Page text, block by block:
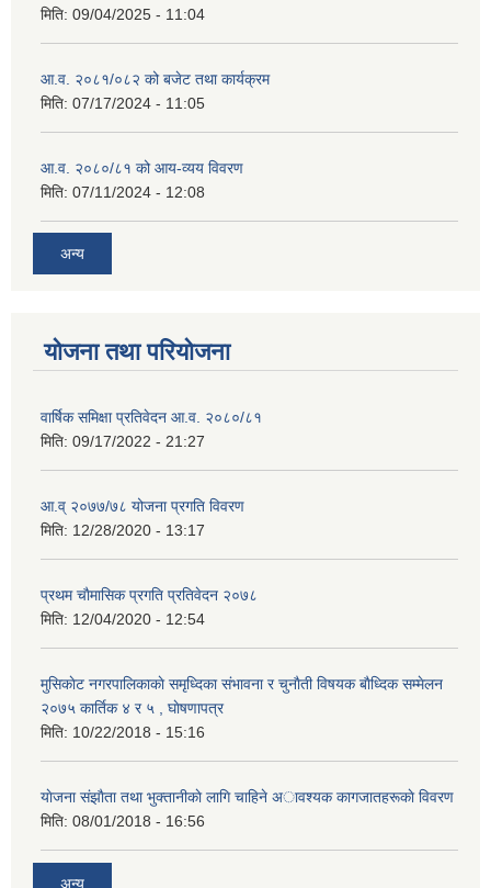
मिति: 09/04/2025 - 11:04
आ.व. २०८१/०८२ को बजेट तथा कार्यक्रम
मिति: 07/17/2024 - 11:05
आ.व. २०८०/८१ को आय-व्यय विवरण
मिति: 07/11/2024 - 12:08
अन्य
योजना तथा परियोजना
वार्षिक समिक्षा प्रतिवेदन आ.व. २०८०/८१
मिति: 09/17/2022 - 21:27
आ.व् २०७७/७८ योजना प्रगति विवरण
मिति: 12/28/2020 - 13:17
प्रथम चाैमासिक प्रगति प्रतिवेदन २०७८
मिति: 12/04/2020 - 12:54
मुसिकाेट नगरपालिकाकाे समृध्दिका संभावना र चुनाैती विषयक बाैध्दिक सम्मेलन
२०७५ कार्तिक ४ र ५ , घाेषणापत्र
मिति: 10/22/2018 - 15:16
याेजना संझाैता तथा भुक्तानीकाे लागि चाहिने अावश्यक कागजातहरूकाे विवरण
मिति: 08/01/2018 - 16:56
अन्य